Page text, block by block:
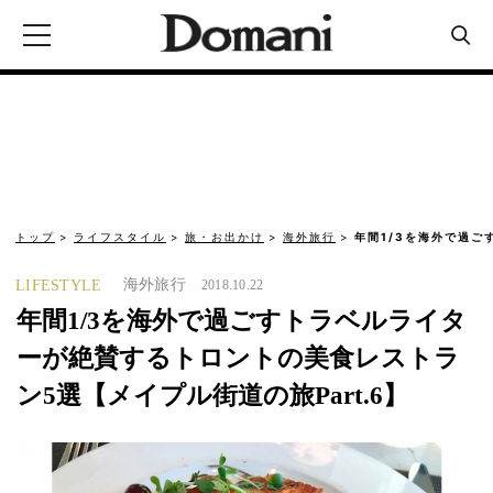
トップ ライフスタイル 旅・お出かけ 海外旅行 年間1/3を海外で過ご
LIFESTYLE 海外旅行 2018.10.22
年間1/3を海外で過ごすトラベルライタ
ーが絶賛するトロントの美食レストラ
ン5選【メイプル街道の旅Part.6】